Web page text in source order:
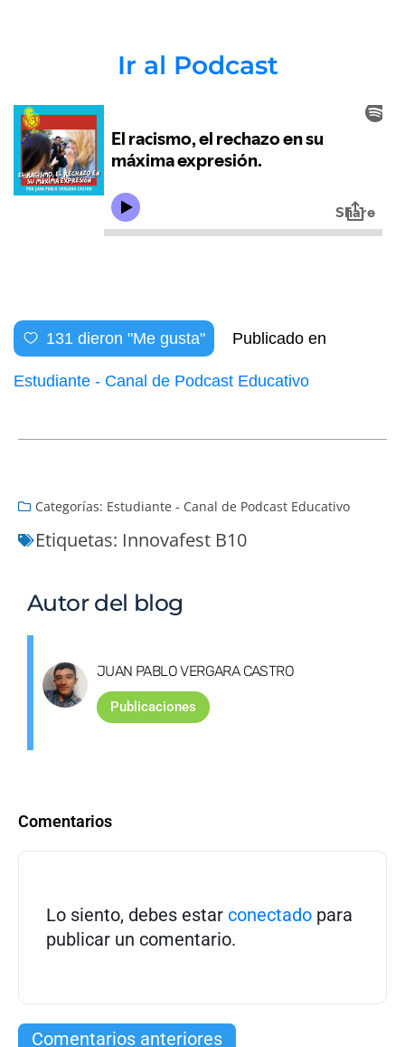
Ir al Podcast
131 dieron "Me gusta" Publicado en
Estudiante - Canal de Podcast Educativo
Categorías: Estudiante - Canal de Podcast Educativo
Etiquetas: Innovafest B10
Autor del blog
JUAN PABLO VERGARA CASTRO
Publicaciones
Comentarios
Lo siento, debes estar conectado para
publicar un comentario.
Comentarios anteriores